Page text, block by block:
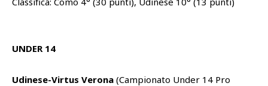
UNDER 14
Udinese-Virtus Verona (Campionato Under 14 Pro